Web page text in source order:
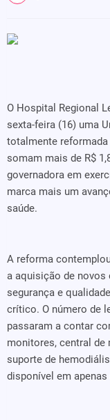
O Hospital Regional
sexta-feira (16) uma
totalmente
somam mais de R$
governadora em
marca mais um
saúde.
A reforma
a aquisição de novos
segurança e
crítico. O número de
passaram a contar
monitores, central
suporte de
disponível em